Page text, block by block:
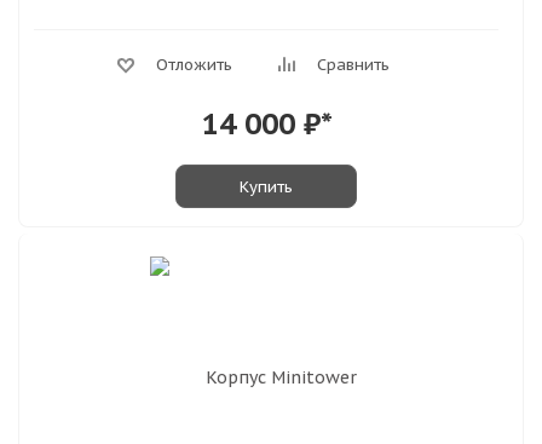
Отложить Сравнить
14 000₽*
Купить